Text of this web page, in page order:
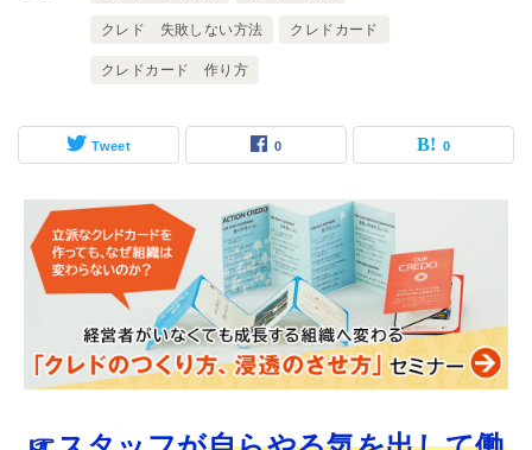
クレド 失敗しない方法 クレドカード
クレドカード 作り方
Tweet 0 0